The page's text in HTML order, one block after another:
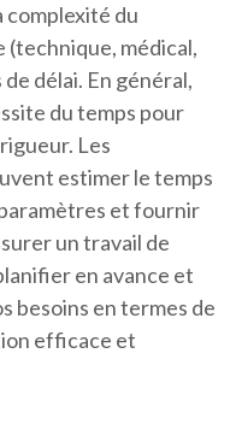
complexité du
(technique, médical,
délai. En général,
du temps pour
Les
estimer le temps
et fournir
un travail de
en avance et
besoins en termes de
efficace et